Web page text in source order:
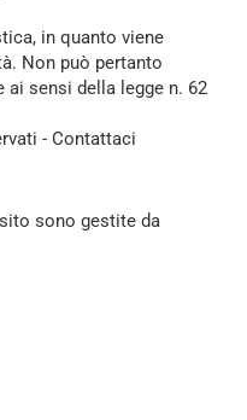
in quanto viene
Non può pertanto
sensi della legge n. 62
- Contattaci
sono gestite da